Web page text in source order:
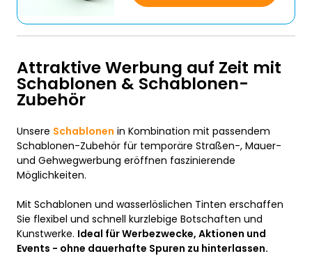
Attraktive Werbung auf Zeit mit
Schablonen & Schablonen-
Zubehör
Unsere Schablonen in Kombination mit passendem
Schablonen-Zubehör für temporäre Straßen-, Mauer-
und Gehwegwerbung eröffnen faszinierende
Möglichkeiten.
Mit Schablonen und wasserlöslichen Tinten erschaffen
Sie flexibel und schnell kurzlebige Botschaften und
Kunstwerke. Ideal für Werbezwecke, Aktionen und
Events - ohne dauerhafte Spuren zu hinterlassen.